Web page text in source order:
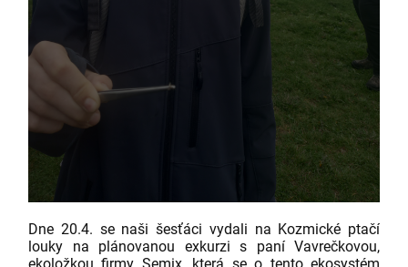
Dne 20.4. se naši šesťáci vydali na Kozmické ptačí
louky na plánovanou exkurzi s paní Vavrečkovou,